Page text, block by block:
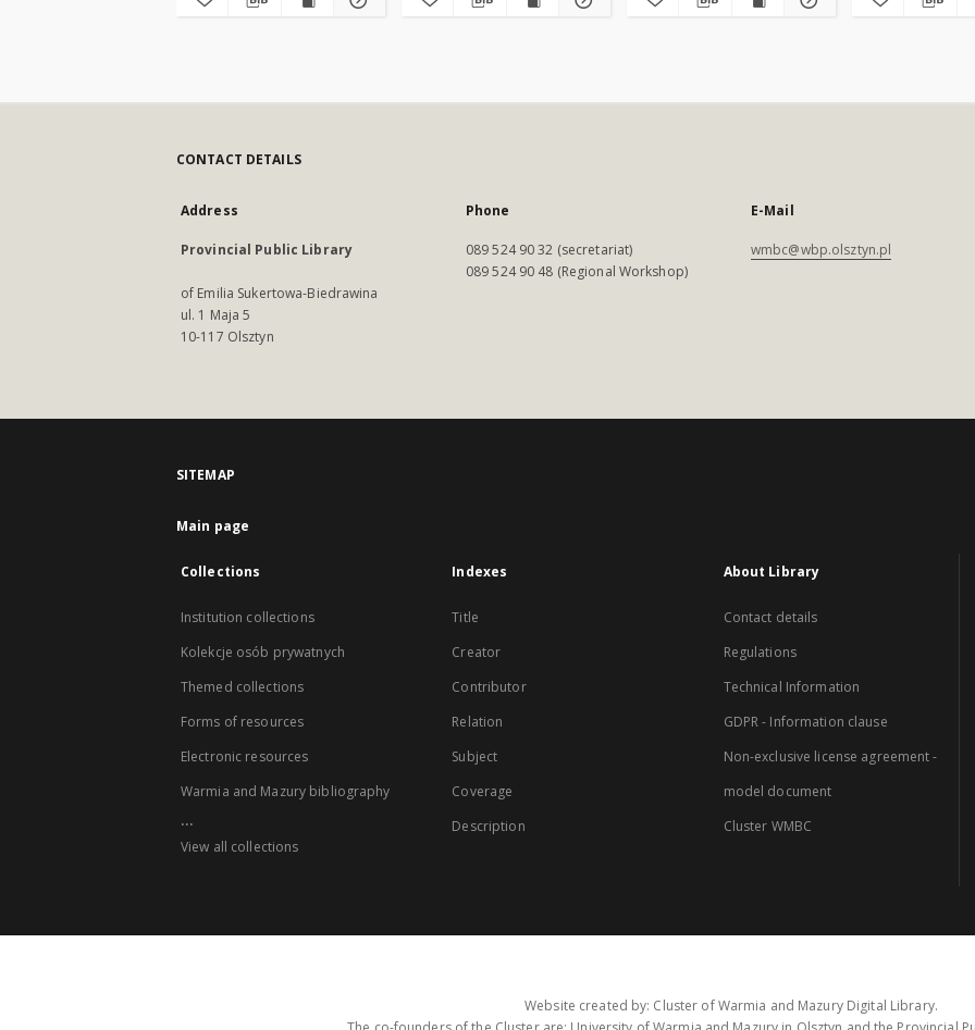
CONTACT DETAILS
Address
Provincial Public Library
of Emilia Sukertowa-Biedrawina
ul. 1 Maja 5
10-117 Olsztyn
Phone
089 524 90 32 (secretariat)
089 524 90 48 (Regional Workshop)
E-Mail
wmbc@wbp.olsztyn.pl
SITEMAP
Main page
Collections
Institution collections
Kolekcje osób prywatnych
Themed collections
Forms of resources
Electronic resources
Warmia and Mazury bibliography
...
View all collections
Indexes
Title
Creator
Contributor
Relation
Subject
Coverage
Description
About Library
Contact details
Regulations
Technical Information
GDPR - Information clause
Non-exclusive license agreement -
model document
Cluster WMBC
Website created by: Cluster of Warmia and Mazury Digital Library.